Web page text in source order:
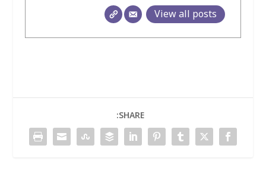
View all posts
SHARE: